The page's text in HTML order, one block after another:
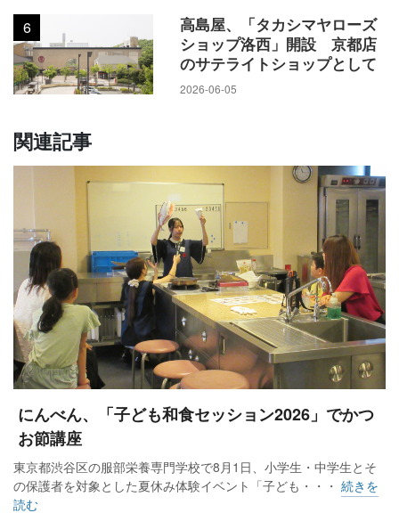
6
高島屋、「タカシマヤローズ
ショップ洛西」開設 京都店
のサテライトショップとして
2026-06-05
関連記事
にんべん、「子ども和食セッション2026」でかつ
お節講座
東京都渋谷区の服部栄養専門学校で8月1日、小学生・中学生とそ
の保護者を対象とした夏休み体験イベント「子ども・・・ 続きを
読む